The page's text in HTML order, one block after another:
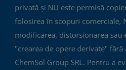
privată și NU este permisă
folosirea în scopuri comerciale,
modificarea, distorsionarea sau
"crearea de opere derivate" fără
ChemSol Group SRL. Pentru a